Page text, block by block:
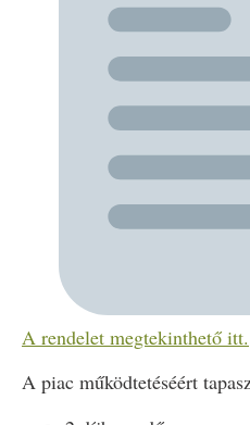
A rendelet megtekinthető itt.
A piac működtetéséért